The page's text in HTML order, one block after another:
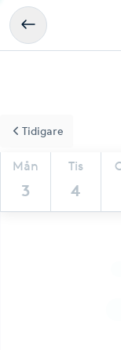
Mån
3
Tis
4
Tidigare